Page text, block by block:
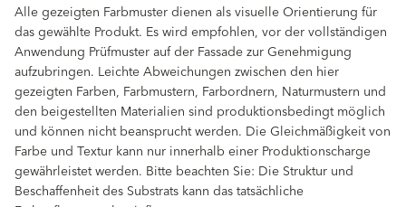
Alle gezeigten Farbmuster dienen als visuelle Orientierung für
das gewählte Produkt. Es wird empfohlen, vor der vollständigen
Anwendung Prüfmuster auf der Fassade zur Genehmigung
aufzubringen. Leichte Abweichungen zwischen den hier
gezeigten Farben, Farbmustern, Farbordnern, Naturmustern und
den beigestellten Materialien sind produktionsbedingt möglich
und können nicht beansprucht werden. Die Gleichmäßigkeit von
Farbe und Textur kann nur innerhalb einer Produktionscharge
gewährleistet werden. Bitte beachten Sie: Die Struktur und
Beschaffenheit des Substrats kann das tatsächliche